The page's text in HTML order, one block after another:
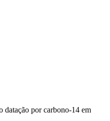
datação por carbono-14 em